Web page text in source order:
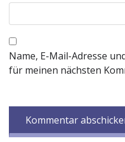
Name, E-Mail-Adresse
für meinen nächsten